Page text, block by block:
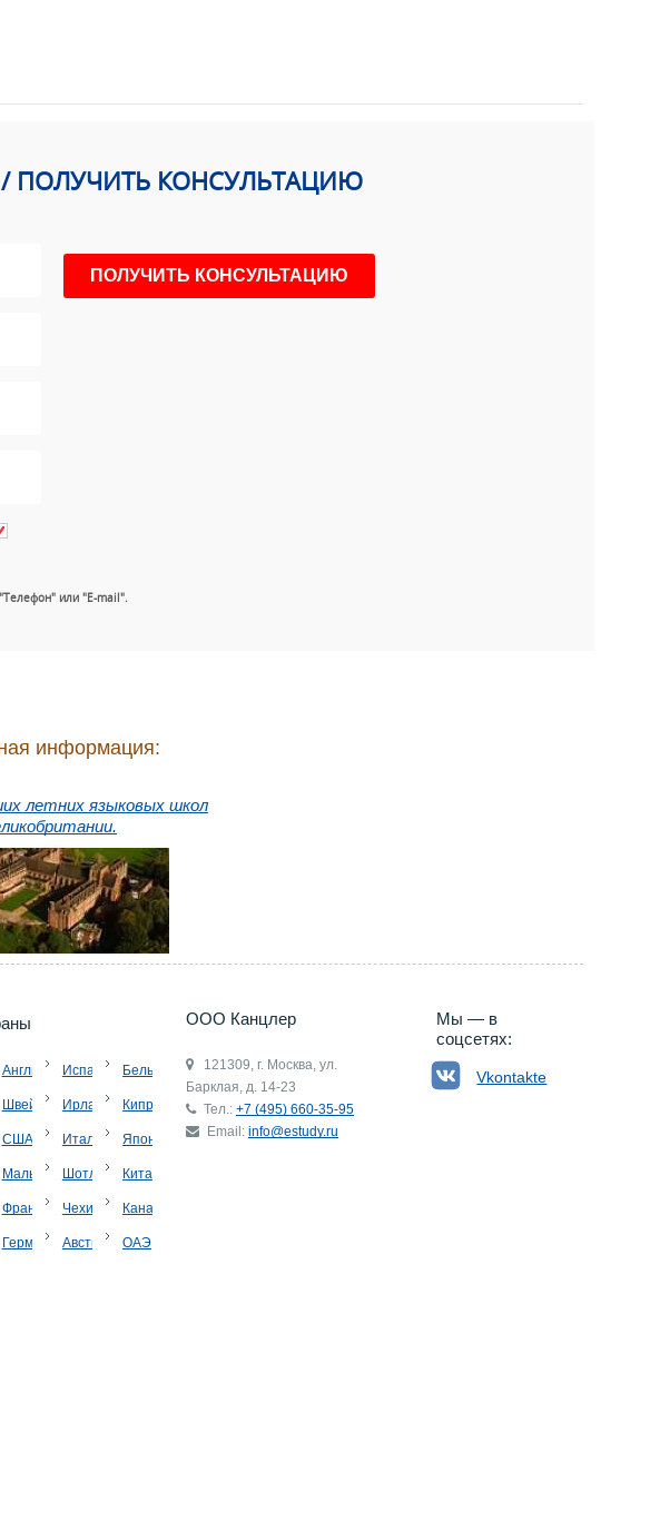
ПОЛУЧИТЬ КОНСУЛЬТАЦИЮ
или "E-mail".
информация:
летних языковых школ
+7 (495) 660-35-95
Англия
Швейцария
США
Мальта
Франция
Германия
Испания
Ирландия
Италия
Шотландия
Чехия
Австрия
Бельгия
Кипр
Япония
Китай
Канада
ОАЭ
ООО Канцлер
121309, г. Москва, ул.
Барклая, д. 14-23
Тел.: +7 (495) 660-35-95
Email: info@estudy.ru
Мы — в
соцсетях:
Vkontakte